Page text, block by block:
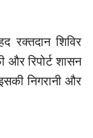
रक्तदान शिविर
और रिपोर्ट शासन
निगरानी और